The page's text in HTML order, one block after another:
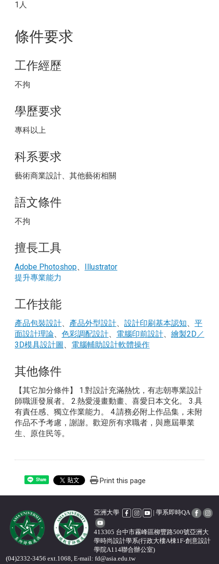
1人
條件要求
工作經歷
不拘
學歷要求
專科以上
科系要求
藝術商業設計、其他藝術相關
語文條件
不拘
擅長工具
Adobe Photoshop、 Illustrator
提升專業能力
工作技能
產品包裝設計、 產品外型設計、 設計印刷基本認知、 平
面設計理論、 色彩調配設計、 電腦印前設計、 繪製2D／
3D模具設計圖、 電腦輔助設計軟體操作
其他條件
【其它加分條件】 1.對設計充滿熱忱，有志朝專業設計
師職涯發展者。 2.熱愛漫畫動畫、喜愛日本文化。 3.具
有責任感、獨立作業能力。 4.請務必附上作品集，未附
作品不予考慮，謝謝。歡迎所有求職者，與應屆畢業
生、原住民等。
Share Print this page
亞洲大學 | 學系即時QA
413305 台中市霧峰區柳豐路500號亞洲大
學時尚設計學系(行政大樓A棟1F-創意設計
學院A114聯合辦公室)
(04)2332-3456 ext.1068, E-mail: fd@asia.edu.tw